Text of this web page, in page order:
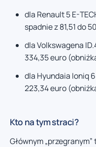
dla Renault 5 E-
spadnie z 81,51 do
dla Volkswagena
334,35 euro
dla Hyundaia Ioniq
223,34 euro
Kto na tym straci?
Głównym